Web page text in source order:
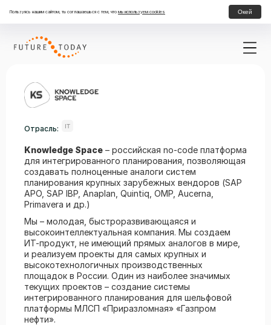
Пользуясь нашим сайтом, ты соглашаешься с тем, что мы используем cookies Окей
Отрасль: IT
Knowledge Space – российская no-code платформа
для интегрированного планирования, позволяющая
создавать полноценные аналоги систем
планирования крупных зарубежных вендоров (SAP
APO, SAP IBP, Anaplan, Quintiq, OMP, Aucerna,
Primavera и др.)
Мы – молодая, быстроразвивающаяся и
высокоинтеллектуальная компания. Мы создаем
ИТ-продукт, не имеющий прямых аналогов в мире,
и реализуем проекты для самых крупных и
высокотехнологичных производственных
площадок в России. Один из наиболее значимых
текущих проектов – создание системы
интегрированного планирования для шельфовой
платформы МЛСП «Приразломная» «Газпром
нефти».